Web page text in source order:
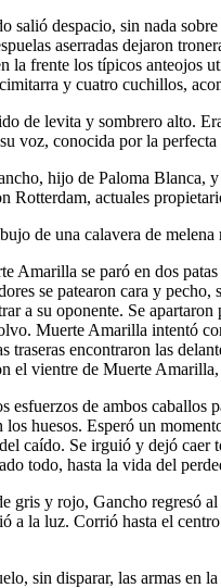
salió despacio, sin nada
aserradas dejaron
la frente los típicos
y cuatro cuchillos,
de levita y sombrero alto.
voz, conocida por la
hijo de Paloma Blanca,
actuales
de una calavera de
Amarilla se paró en dos
se patearon cara y
a su oponente. Se
Muerte Amarilla intentó
traseras encontraron las
el vientre de Muerte
esfuerzos de ambos
huesos. Esperó un
caído. Se irguió y dejó
todo, hasta la vida del
gris y rojo, Gancho
la luz. Corrió hasta el
sin disparar, las armas en